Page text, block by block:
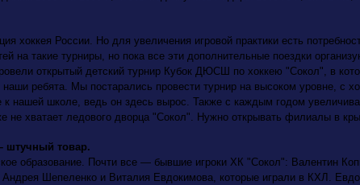
России. Но для увеличения игровой практики есть
на такие турниры, но пока все эти дополнительные поездки
открытый детский турнир Кубок ДЮСШ по хоккею "Сокол", в
ребята. Мы постарались провести турнир на высоком уровне, с
нашей школе, ведь он здесь вырос. Также с каждым годом
хватает ледового дворца "Сокол". Нужно открывать филиалы в
штучный товар.
образование. Почти все — бывшие игроки ХК "Сокол": Валентин
Шепеленко и Виталия Евдокимова, которые играли в КХЛ.